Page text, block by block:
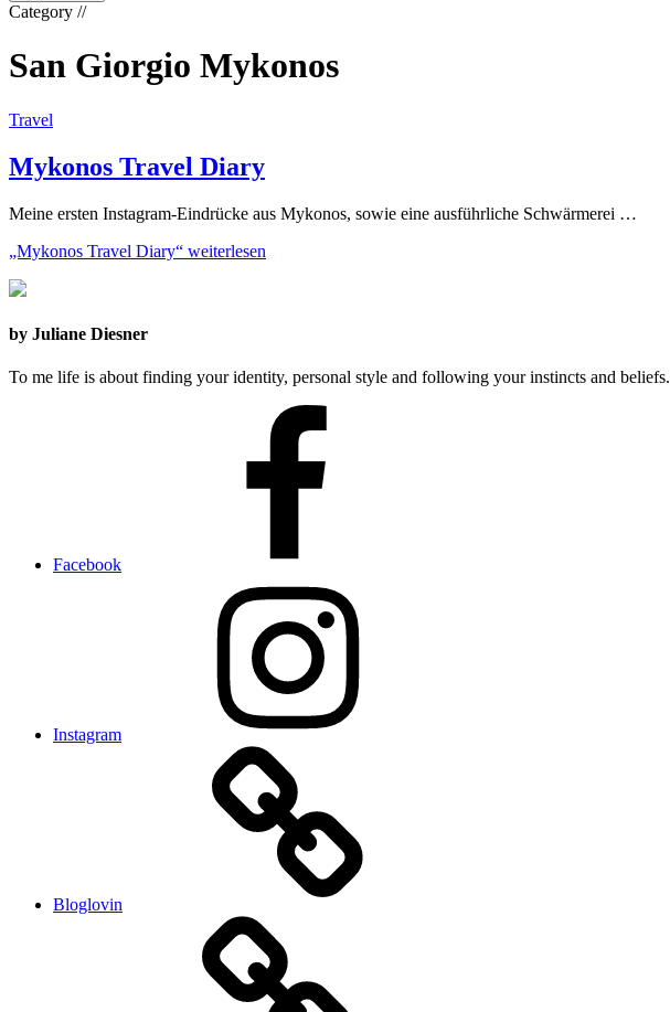
Category //
San Giorgio Mykonos
Travel
Mykonos Travel Diary
Meine ersten Instagram-Eindrücke aus Mykonos, sowie eine ausführliche Schwärmerei …
„Mykonos Travel Diary“ weiterlesen
by Juliane Diesner
To me life is about finding your identity, personal style and following your instincts and beliefs.
Facebook
Instagram
Bloglovin